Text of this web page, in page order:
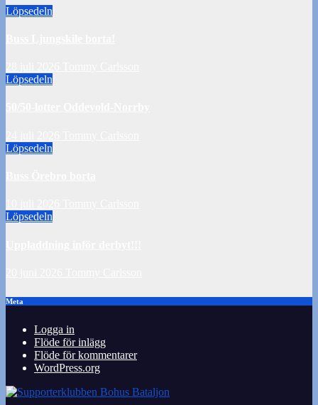
Löpsedeln
Löpsedeln
Löpsedeln
Löpsedeln
Meta
Logga in
Flöde för inlägg
Flöde för kommentarer
WordPress.org